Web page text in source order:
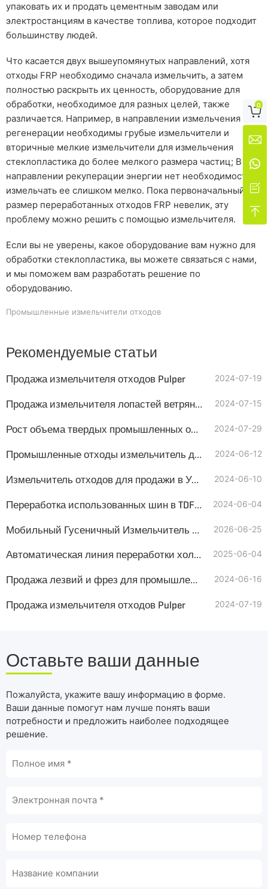
упаковать их и продать цементным заводам или
электростанциям в качестве топлива, которое подходит
большинству людей.
Что касается двух вышеупомянутых направлений, хотя
отходы FRP необходимо сначала измельчить, а затем
полностью раскрыть их ценность, оборудование для
обработки, необходимое для разных целей, также
различается. Например, в направлении измельчения и
регенерации необходимы грубые измельчители и
вторичные мелкие измельчители для измельчения
стеклопластика до более мелкого размера частиц; В
направлении рекуперации энергии нет необходимости
измельчать ее слишком мелко. Пока первоначальный
размер переработанных отходов FRP невелик, эту
проблему можно решить с помощью измельчителя.
Если вы не уверены, какое оборудование вам нужно для
обработки стеклопластика, вы можете связаться с нами,
и мы поможем вам разработать решение по
оборудованию.
Промышленные измельчители отходов
Рекомендуемые статьи
Продажа измельчителя отходов Pulper 2024-07-19
Продажа измельчителя лопастей ветряных турбин 2024-07-15
Рост объема твердых промышленных отходов, промышленный шредер GEP ECOTECH справится с этой задачей 2024-07-29
Промышленные отходы измельчитель для продажи в Казахстан 2024-06-12
Измельчитель отходов для продажи в Узбекистан 2024-06-10
Переработка использованных шин в TDF с помощью шредеров AIShred 2024-06-04
Мобильный Гусеничный Измельчитель Для Измельчения Веток И Пней 2026-06-25
Автоматическая линия переработки холодильников и охлаждающего оборудования 2025-06-04
Продажа лезвий и фрез для промышленных измельчителей 2024-06-16
Продажа измельчителя отходов Pulper 2024-07-19
Оставьте ваши данные
Пожалуйста, укажите вашу информацию в форме.
Ваши данные помогут нам лучше понять ваши
потребности и предложить наиболее подходящее
решение.

0



